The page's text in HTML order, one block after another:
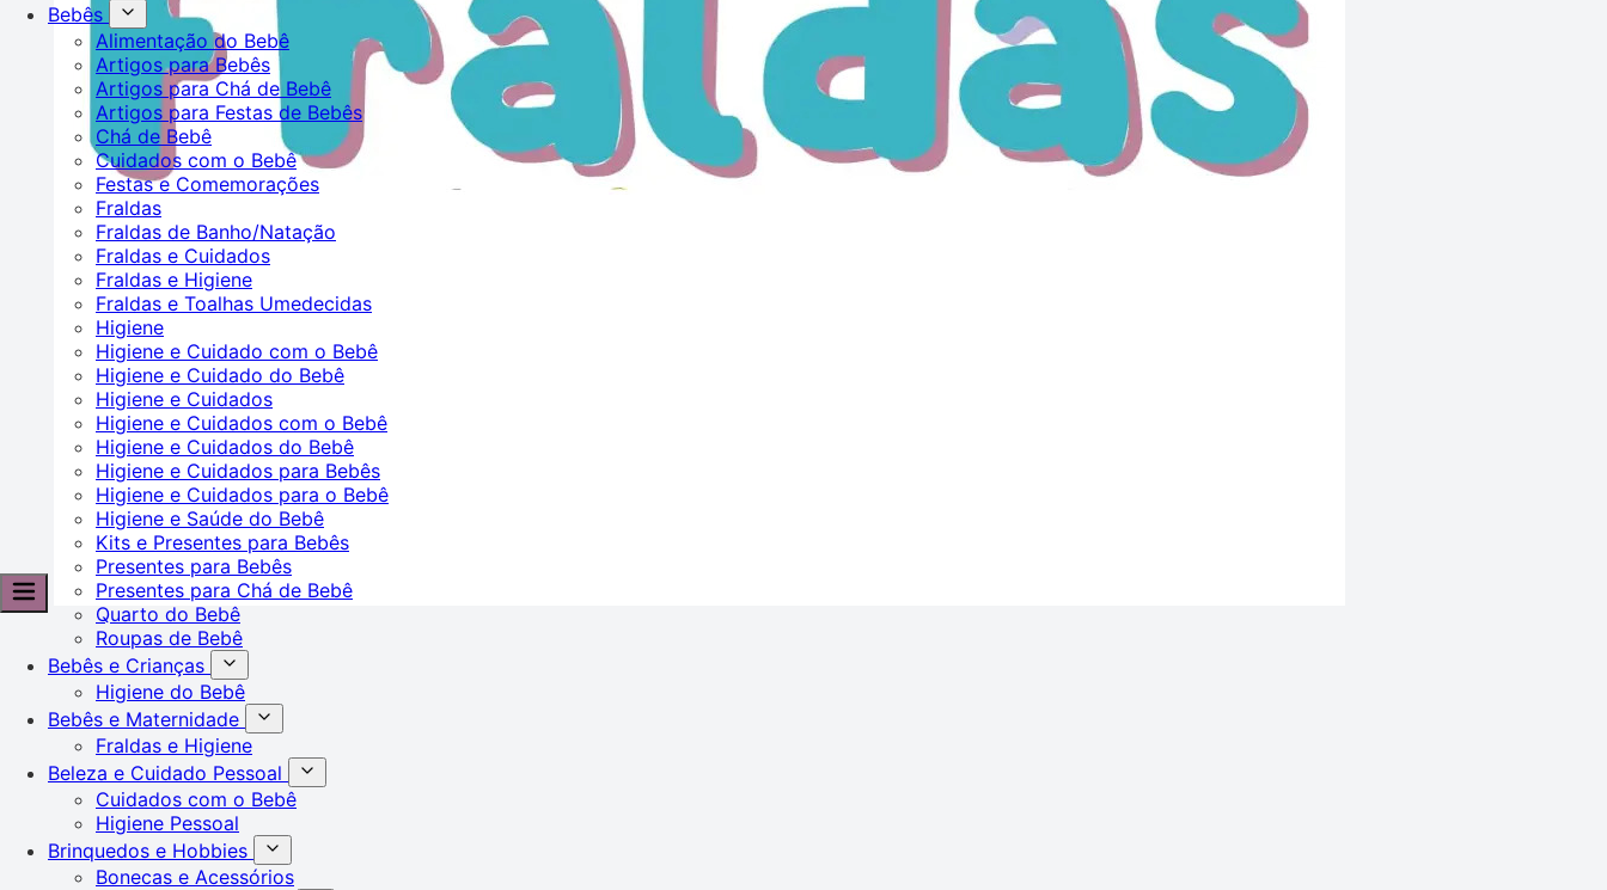
Bebês
Alimentação do Bebê
Artigos para Bebês
Artigos para Chá de Bebê
Artigos para Festas de Bebês
Chá de Bebê
Cuidados com o Bebê
Festas e Comemorações
Fraldas
Fraldas de Banho/Natação
Fraldas e Cuidados
Fraldas e Higiene
Fraldas e Toalhas Umedecidas
Higiene
Higiene e Cuidado com o Bebê
Higiene e Cuidado do Bebê
Higiene e Cuidados
Higiene e Cuidados com o Bebê
Higiene e Cuidados do Bebê
Higiene e Cuidados para Bebês
Higiene e Cuidados para o Bebê
Higiene e Saúde do Bebê
Kits e Presentes para Bebês
Presentes para Bebês
Presentes para Chá de Bebê
Quarto do Bebê
Roupas de Bebê
Bebês e Crianças
Higiene do Bebê
Bebês e Maternidade
Fraldas e Higiene
Beleza e Cuidado Pessoal
Cuidados com o Bebê
Higiene Pessoal
Brinquedos e Hobbies
Bonecas e Acessórios